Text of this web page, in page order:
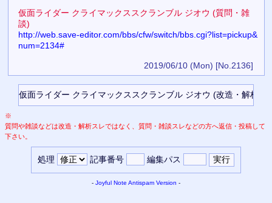
仮面ライダー クライマックススクランブル ジオウ (質問・雑
談)
http://web.save-editor.com/bbs/cfw/switch/bbs.cgi?list=pickup&
num=2134#
2019/06/10 (Mon) [No.2136]
※
質問や雑談などは改造・解析スレではなく、質問・雑談スレなどの方へ返信・投稿して
下さい。
処理 記事番号 編集パス
- Joyful Note Antispam Version -